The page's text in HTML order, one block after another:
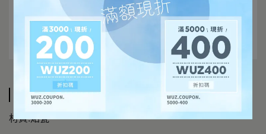
規格說明
材質:炻瓷